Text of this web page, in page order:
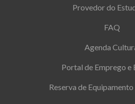
Provedor do
FAQ
Agenda
Portal de Emprego e
Reserva de